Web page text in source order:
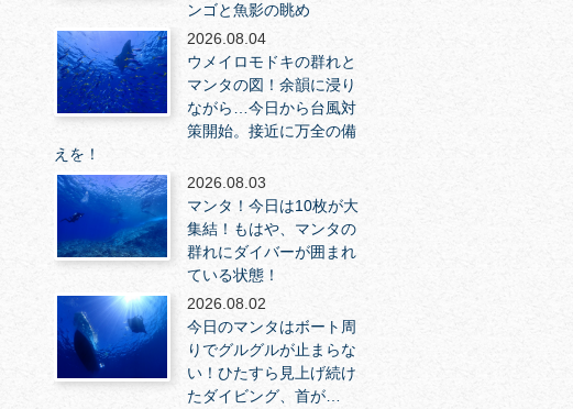
ンゴと魚影の眺め
2026.08.04
ウメイロモドキの群れと
マンタの図！余韻に浸り
ながら…今日から台風対
策開始。接近に万全の備
えを！
2026.08.03
マンタ！今日は10枚が大
集結！もはや、マンタの
群れにダイバーが囲まれ
ている状態！
2026.08.02
今日のマンタはボート周
りでグルグルが止まらな
い！ひたすら見上げ続け
たダイビング、首が…